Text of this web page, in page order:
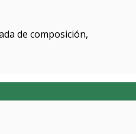
de composición,